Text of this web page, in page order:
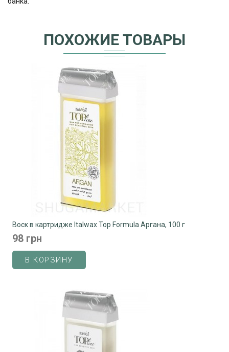
ПОХОЖИЕ ТОВАРЫ
Воск в картридже Italwax Top Formula Аргана, 100 г
98 грн
В КОРЗИНУ